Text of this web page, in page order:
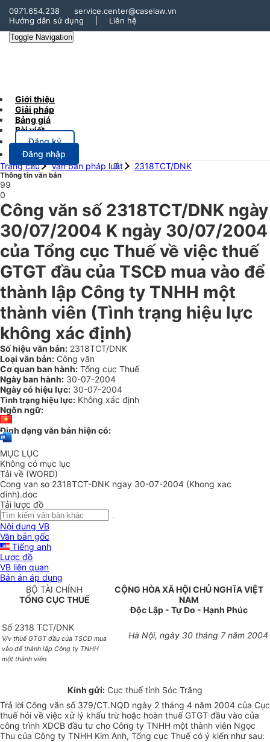
0971.654.238
service.center@caselaw.vn
Hướng dẫn sử dụng
Liên hệ
Toggle Navigation
Giới thiệu
Giải pháp
Bảng giá
Bài viết
Đăng ký
Đăng nhập
Trang chủ
Văn bản pháp luật 2318TCT/DNK
Thông tin văn bản
99
0
Công văn số 2318TCT/DNK ngày
30/07/2004 K ngày 30/07/2004
của Tổng cục Thuế về việc thuế
GTGT đầu của TSCĐ mua vào để
thành lập Công ty TNHH một
thành viên (Tình trạng hiệu lực
không xác định)
Số hiệu văn bản: 2318TCT/DNK
Loại văn bản: Công văn
Cơ quan ban hành: Tổng cục Thuế
Ngày ban hành: 30-07-2004
Ngày có hiệu lực: 30-07-2004
Tình trạng hiệu lực: Không xác định
Ngôn ngữ:
Định dạng văn bản hiện có:
MỤC LỤC
Không có mục lục
Tải về (WORD)
Cong van so 2318TCT-DNK ngay 30-07-2004 (Khong xac
dinh).doc
Tải lược đồ
Nội dung VB
Văn bản gốc
Tiếng anh
Lược đồ
VB liên quan
Bản án áp dụng
BỘ TÀI CHÍNH
TỔNG CỤC THUẾ
CỘNG HÒA XÃ HỘI CHỦ NGHĨA VIỆT
NAM
Độc Lập - Tự Do - Hạnh Phúc
Số 2318 TCT/DNK
V/v thuế GTGT đầu của TSCĐ mua
vào để thành lập Công ty TNHH
một thành viên
Hà Nội, ngày 30 tháng 7 năm 2004
Kính gửi: Cục thuế tỉnh Sóc Trăng
Trả lời Công văn số 379/CT.NQD ngày 2 tháng 4 năm 2004 của Cục
thuế hỏi về việc xử lý khấu trừ hoặc hoàn thuế GTGT đầu vào của
công trình XDCB đầu tư cho Công ty TNHH một thành viên Ngọc
Thu của Công ty TNHH Kim Anh, Tổng cục Thuế có ý kiến như sau: